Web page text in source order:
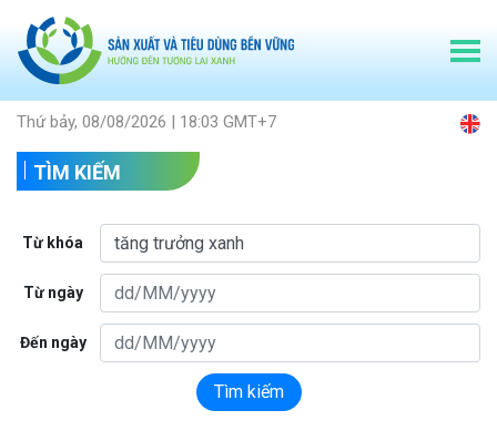
Thứ bảy, 08/08/2026 | 18:03 GMT+7
TÌM KIẾM
Từ khóa
Từ ngày
Đến ngày
Tìm kiếm